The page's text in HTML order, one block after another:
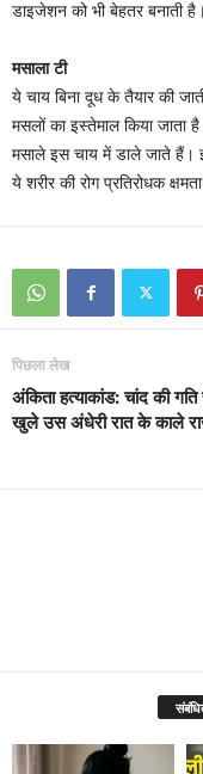
डाइजेशन को भी बेहतर बनाती है।
मसाला टी
ये चाय ब‍िना दूध के तैयार की
मसलों का इस्‍तेमाल क‍िया जाता
मसाले इस चाय में डाले जाते हैं।
ये शरीर की रोग प्रत‍िरोधक
पिछला लेख
अंकिता हत्याकांड: चांद की
खुले उस अंधेरी रात के काले